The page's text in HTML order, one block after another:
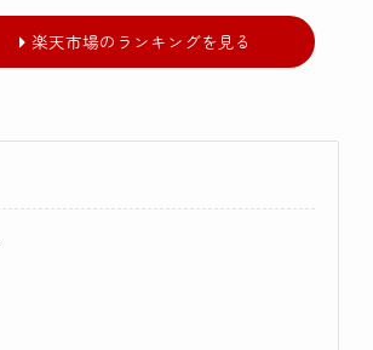
楽天市場のランキングを見る